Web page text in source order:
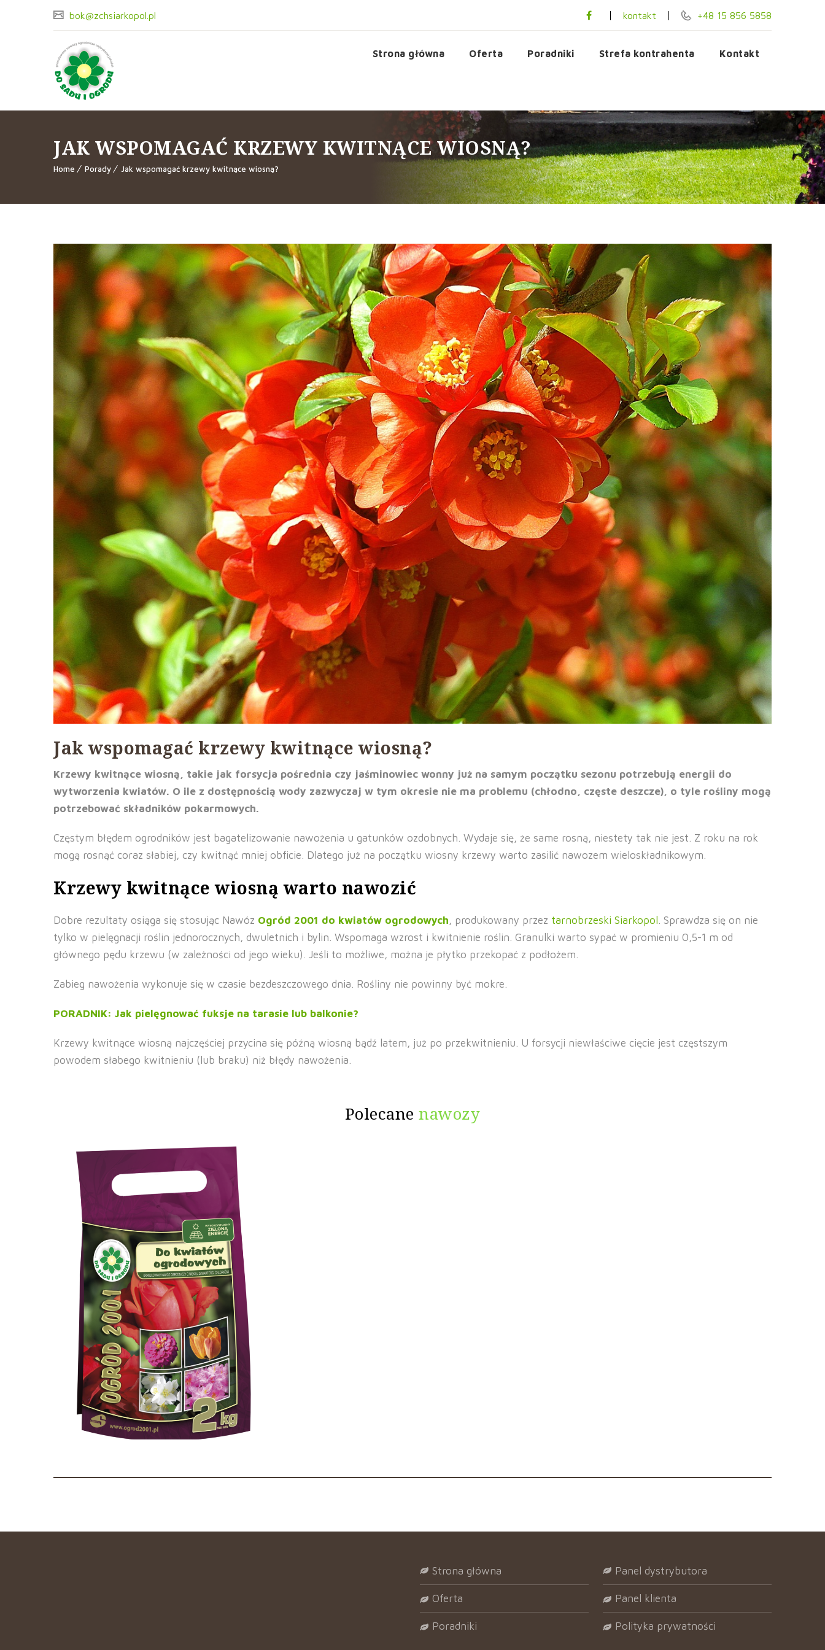
bok@zchsiarkopol.pl kontakt +48 15 856 5858
Strona główna Oferta Poradniki Strefa kontrahenta Kontakt
JAK WSPOMAGAĆ KRZEWY KWITNĄCE WIOSNĄ?
Home Porady Jak wspomagać krzewy kwitnące wiosną?
Jak wspomagać krzewy kwitnące wiosną?
Krzewy kwitnące wiosną, takie jak forsycja pośrednia czy jaśminowiec wonny już na samym początku sezonu potrzebują energii do
wytworzenia kwiatów. O ile z dostępnością wody zazwyczaj w tym okresie nie ma problemu (chłodno, częste deszcze), o tyle rośliny mogą
potrzebować składników pokarmowych.
Częstym błędem ogrodników jest bagatelizowanie nawożenia u gatunków ozdobnych. Wydaje się, że same rosną, niestety tak nie jest. Z roku na rok
mogą rosnąć coraz słabiej, czy kwitnąć mniej obficie. Dlatego już na początku wiosny krzewy warto zasilić nawozem wieloskładnikowym.
Krzewy kwitnące wiosną warto nawozić
Dobre rezultaty osiąga się stosując Nawóz Ogród 2001 do kwiatów ogrodowych, produkowany przez tarnobrzeski Siarkopol . Sprawdza się on nie
tylko w pielęgnacji roślin jednorocznych, dwuletnich i bylin. Wspomaga wzrost i kwitnienie roślin. Granulki warto sypać w promieniu 0,5-1 m od
głównego pędu krzewu (w zależności od jego wieku). Jeśli to możliwe, można je płytko przekopać z podłożem.
Zabieg nawożenia wykonuje się w czasie bezdeszczowego dnia. Rośliny nie powinny być mokre.
PORADNIK: Jak pielęgnować fuksje na tarasie lub balkonie?
Krzewy kwitnące wiosną najczęściej przycina się późną wiosną bądź latem, już po przekwitnieniu. U forsycji niewłaściwe cięcie jest częstszym
powodem słabego kwitnieniu (lub braku) niż błędy nawożenia.
Polecane nawozy
Nawóz Ogród 2001 do kwiatów
ogrodowych
Opis produktu Granulowany nawóz do kwiatów
ogrodowych o niskiej zawartości chlorków, które są
źródłem energii dla roślin. Receptura tego preparatu
została opracowana tak, by dostarczał im elementów
niezbędnych do wzrostu i prawidłowego rozwoju.
Granulowana forma nawozu oraz pełny komplet
składników gwarantują długotrwałe działanie i
widoczne efekty pod postacią pięknych kwiatów i
innych gatunków roślin ogrodowych. [...]
strona główna
oferta
poradniki
panel dystrybutora
panel klienta
polityka prywatności